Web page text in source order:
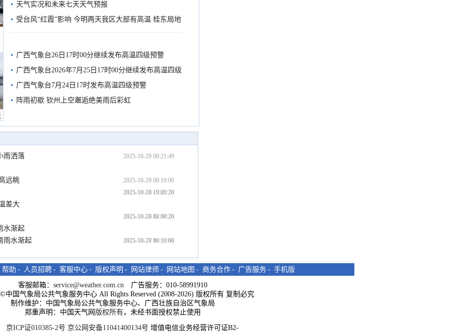
天气实况和未来七天天气预报
受台风“红霞”影响 今明两天我区大部有高温 桂东局地
有较强降雨
广西气象台26日17时00分继续发布高温四级预警
广西气象台2026年7月25日17时00分继续发布高温四级
预警
广西气象台7月24日17时发布高温四级预警
阵雨初歇 钦州上空邂逅绝美雨后彩虹
雨洒落 2025-10-29 08:21:49
2025-10-29 00:10:00
远眺
2025-10-28 19:00:20
2025-10-28 15:25:20
差大
2025-10-28 12:00:20
2025-10-28 08:30:20
水渐起
2025-10-28 00:10:00
雨水渐起 2025-10-27 19:10:00
帮助 - 人员招聘 - 客服中心 - 版权声明 - 网站律师 - 网站地图 - 商务合作 - 广告服务 - 手机版
客服邮箱： service@weather.com.cn 广告服务：010-58991910
中国气象局公共气象服务中心 All Rights Reserved (2008-2026) 版权所有 复制必究
制作维护：中国气象局公共气象服务中心、广西壮族自治区气象局
郑重声明：中国天气网 版权所有，未经书面授权禁止使用
京ICP证010385-2号 京公网安备11041400134号 增值电信业务经营许可证B2-